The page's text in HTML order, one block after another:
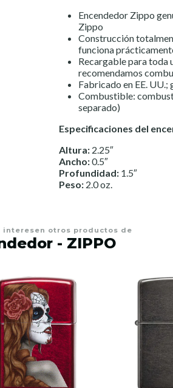
Encendedor Zippo
Zippo
Construcción
funciona
Recargable para toda
recomendamos
Fabricado en EE.
Combustible:
separado)
Especificaciones del
Altura: 2.25″
Ancho:0.5″
Profundidad: 1.5″
Peso: 2.0 oz.
interesen otros productos de
- ZIPPO